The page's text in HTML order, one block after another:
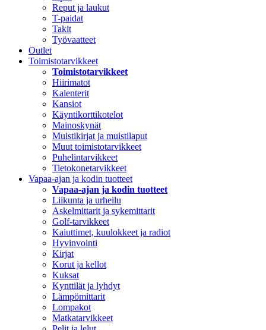
Reput ja laukut
T-paidat
Takit
Työvaatteet
Outlet
Toimistotarvikkeet
Toimistotarvikkeet
Hiirimatot
Kalenterit
Kansiot
Käyntikorttikotelot
Mainoskynät
Muistikirjat ja muistilaput
Muut toimistotarvikkeet
Puhelintarvikkeet
Tietokonetarvikkeet
Vapaa-ajan ja kodin tuotteet
Vapaa-ajan ja kodin tuotteet
Liikunta ja urheilu
Askelmittarit ja sykemittarit
Golf-tarvikkeet
Kaiuttimet, kuulokkeet ja radiot
Hyvinvointi
Kirjat
Korut ja kellot
Kuksat
Kynttilät ja lyhdyt
Lämpömittarit
Lompakot
Matkatarvikkeet